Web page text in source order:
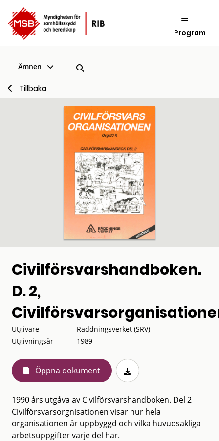
Program
Ämnen
Tillbaka
Civilförsvarshandboken.
D. 2,
Utgivare
Räddningsverket (SRV)
Utgivningsår
1989
Öppna dokument
1990 års utgåva av Civilförsvarshandboken. Del 2
Civilförsvarsorgnisationen visar hur hela
organisationen är uppbyggd och vilka huvudsakliga
arbetsuppgifter varje del har.